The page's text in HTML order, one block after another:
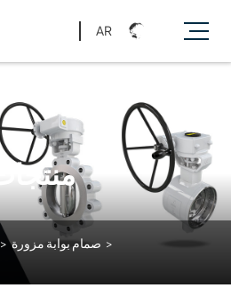
AR
منتجات
> صمام بوابة مزورة >